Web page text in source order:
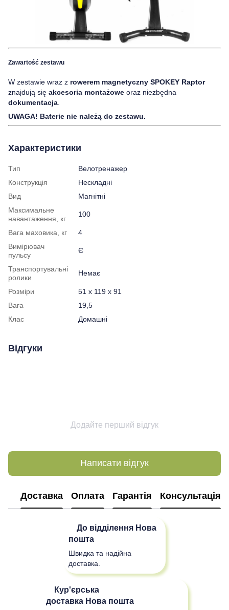
Zawartość zestawu
W zestawie wraz z rowerem magnetyczny SPOKEY Raptor
znajdują się akcesoria montażowe oraz niezbędna
dokumentacja
UWAGA! Baterie nie należą do zestawu.
Характеристики
Тип
Велотренажер
Конструкція
Нескладні
Вид
Магнітні
Максимальне
навантаження, кг
100
Вага маховика, кг
4
Вимірювач
пульсу
Є
Транспортувальні
ролики
Немає
Розміри
51 x 119 x 91
Вага
19,5
Клас
Домашні
Відгуки
Додайте перший відгук
Написати відгук
Доставка Оплата Гарантія Консультація
До відділення Нова
пошта
Швидка та надійна
доставка.
Кур'єрська
доставка Нова пошта